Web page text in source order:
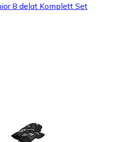
8 delat Komplett Set